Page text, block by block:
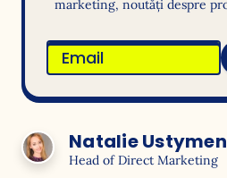
marketing, noutăți despre
Natalie
Head of Direct Marketing